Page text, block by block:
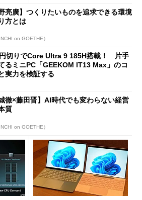
野亮廣】つくりたいものを追求できる環境
方とは
on GOETHE）
切りでCore Ultra 9 185H搭載！ 片手
るミニPC「GEEKOM IT13 Max」のコ
実力を検証する
城徹×藤田晋】AI時代でも変わらない経営
質
on GOETHE）